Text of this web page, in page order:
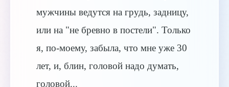
мужчины ведутся на грудь, задницу,
или на "не бревно в постели". Только
я, по-моему, забыла, что мне уже 30
лет, и, блин, головой надо думать,
головой...